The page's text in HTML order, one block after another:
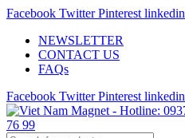
Facebook Twitter Pinterest linkedin
NEWSLETTER
CONTACT US
FAQs
Facebook Twitter Pinterest linkedin